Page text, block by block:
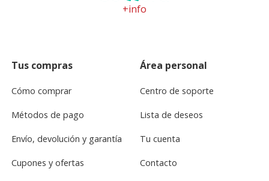
+info
Tus compras
Cómo comprar
Métodos de pago
Envío, devolución y garantía
Cupones y ofertas
Área personal
Centro de soporte
Lista de deseos
Tu cuenta
Contacto